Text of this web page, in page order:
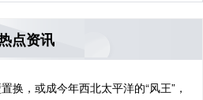
点资讯
换，或成今年西北太平洋的“风王”，